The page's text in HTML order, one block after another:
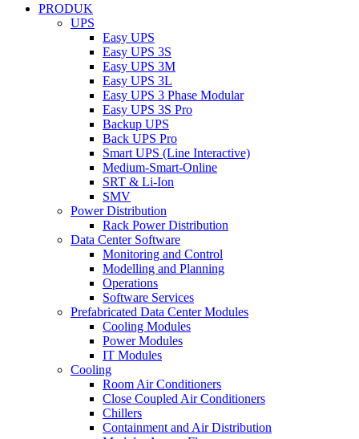
PRODUK
UPS
Easy UPS
Easy UPS 3S
Easy UPS 3M
Easy UPS 3L
Easy UPS 3 Phase Modular
Easy UPS 3S Pro
Backup UPS
Back UPS Pro
Smart UPS (Line Interactive)
Medium-Smart-Online
SRT & Li-Ion
SMV
Power Distribution
Rack Power Distribution
Data Center Software
Monitoring and Control
Modelling and Planning
Operations
Software Services
Prefabricated Data Center Modules
Cooling Modules
Power Modules
IT Modules
Cooling
Room Air Conditioners
Close Coupled Air Conditioners
Chillers
Containment and Air Distribution